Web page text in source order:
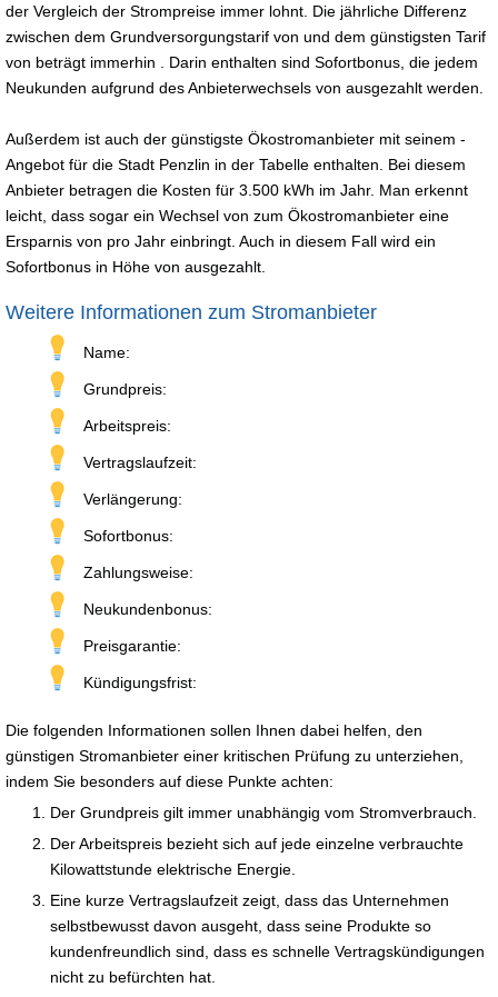
der Vergleich der Strompreise immer lohnt. Die jährliche Differenz
zwischen dem Grundversorgungstarif von und dem günstigsten Tarif
von beträgt immerhin . Darin enthalten sind Sofortbonus, die jedem
Neukunden aufgrund des Anbieterwechsels von ausgezahlt werden.
Außerdem ist auch der günstigste Ökostromanbieter mit seinem -
Angebot für die Stadt Penzlin in der Tabelle enthalten. Bei diesem
Anbieter betragen die Kosten für 3.500 kWh im Jahr. Man erkennt
leicht, dass sogar ein Wechsel von zum Ökostromanbieter eine
Ersparnis von pro Jahr einbringt. Auch in diesem Fall wird ein
Sofortbonus in Höhe von ausgezahlt.
Weitere Informationen zum Stromanbieter
Name:
Grundpreis:
Arbeitspreis:
Vertragslaufzeit:
Verlängerung:
Sofortbonus:
Zahlungsweise:
Neukundenbonus:
Preisgarantie:
Kündigungsfrist:
Die folgenden Informationen sollen Ihnen dabei helfen, den
günstigen Stromanbieter einer kritischen Prüfung zu unterziehen,
indem Sie besonders auf diese Punkte achten:
Der Grundpreis gilt immer unabhängig vom Stromverbrauch.
Der Arbeitspreis bezieht sich auf jede einzelne verbrauchte
Kilowattstunde elektrische Energie.
Eine kurze Vertragslaufzeit zeigt, dass das Unternehmen
selbstbewusst davon ausgeht, dass seine Produkte so
kundenfreundlich sind, dass es schnelle Vertragskündigungen
nicht zu befürchten hat.